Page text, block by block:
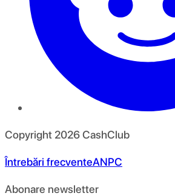
Copyright 2026CashClub
Întrebări frecventeANPC
Abonare newsletter